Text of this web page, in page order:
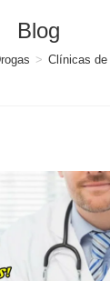
Blog
> Clínicas de